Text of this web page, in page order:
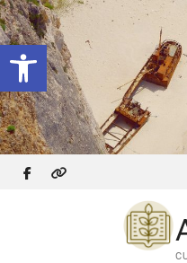
Ανοίξτε τη
Skip
to
content
facebook
themefreesia